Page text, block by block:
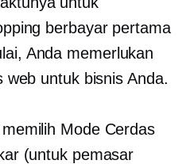
berbayar pertama
Anda memerlukan
untuk bisnis Anda.
Mode Cerdas
(untuk pemasar